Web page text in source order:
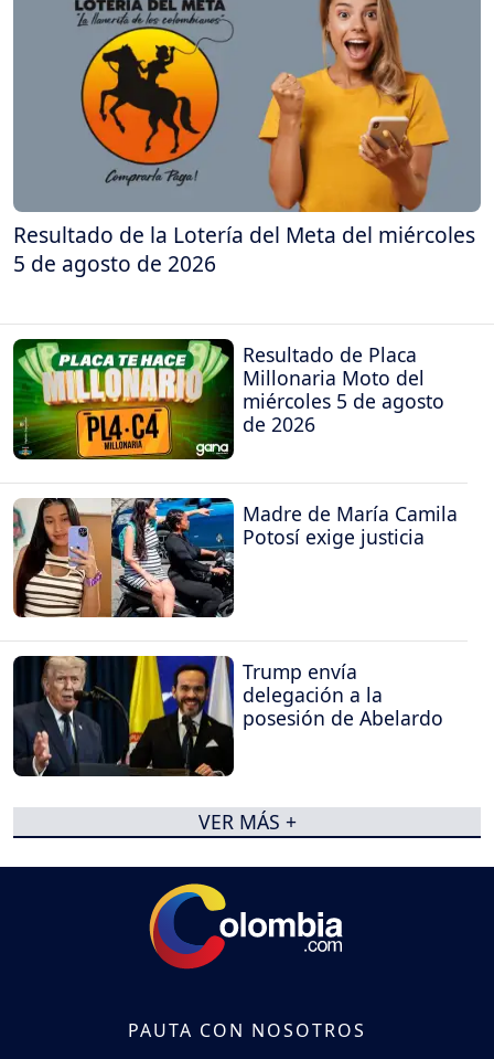
Resultado de la Lotería del Meta del miércoles
5 de agosto de 2026
Resultado de Placa
Millonaria Moto del
miércoles 5 de agosto
de 2026
Madre de María Camila
Potosí exige justicia
Trump envía
delegación a la
posesión de Abelardo
VER MÁS +
PAUTA CON NOSOTROS